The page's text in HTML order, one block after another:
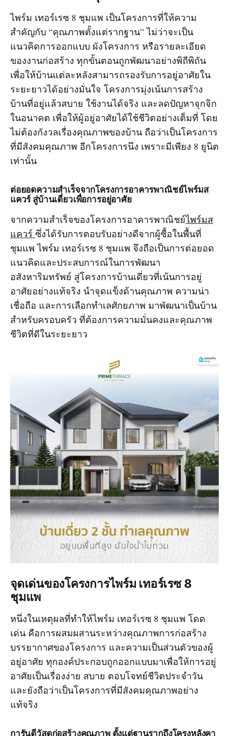
ไพร์ม เทอร์เรซ 8 ชุมแพ เป็นโครงการที่ให้ความ
สำคัญกับ “คุณภาพตั้งแต่รากฐาน” ไม่ว่าจะเป็น
แนวคิดการออกแบบ ผังโครงการ หรือรายละเอียด
ของงานก่อสร้าง ทุกขั้นตอนถูกพัฒนาอย่างพิถีพิถัน
เพื่อให้บ้านแต่ละหลังสามารถรองรับการอยู่อาศัยใน
ระยะยาวได้อย่างมั่นใจ โครงการมุ่งเน้นการสร้าง
บ้านที่อยู่แล้วสบาย ใช้งานได้จริง และลดปัญหาจุกจิก
ในอนาคต เพื่อให้ผู้อยู่อาศัยได้ใช้ชีวิตอย่างเต็มที่ โดย
ไม่ต้องกังวลเรื่องคุณภาพของบ้าน ถือว่าเป็นโครงการ
ที่มีสังคมคุณภาพ อีกโครงการนึง เพราะมีเพียง 8 ยูนิต
เท่านั้น
ต่อยอดความสำเร็จจากโครงการอาคารพาณิชย์ไพร์มส
แควร์ สู่บ้านเดี่ยวเพื่อการอยู่อาศัย
จากความสำเร็จของโครงการอาคารพาณิชย์ไพร์มส
แควร์ ซึ่งได้รับการตอบรับอย่างดีจากผู้ซื้อในพื้นที่
ชุมแพ ไพร์ม เทอร์เรซ 8 ชุมแพ จึงถือเป็นการต่อยอด
แนวคิดและประสบการณ์ในการพัฒนา
อสังหาริมทรัพย์ สู่โครงการบ้านเดี่ยวที่เน้นการอยู่
อาศัยอย่างแท้จริง นำจุดแข็งด้านคุณภาพ ความน่า
เชื่อถือ และการเลือกทำเลศักยภาพ มาพัฒนาเป็นบ้าน
สำหรับครอบครัว ที่ต้องการความมั่นคงและคุณภาพ
ชีวิตที่ดีในระยะยาว
จุดเด่นของโครงการไพร์ม เทอร์เรซ 8
ชุมแพ
หนึ่งในเหตุผลที่ทำให้ไพร์ม เทอร์เรซ 8 ชุมแพ โดด
เด่น คือการผสมผสานระหว่างคุณภาพการก่อสร้าง
บรรยากาศของโครงการ และความเป็นส่วนตัวของผู้
อยู่อาศัย ทุกองค์ประกอบถูกออกแบบมาเพื่อให้การอยู่
อาศัยเป็นเรื่องง่าย สบาย ตอบโจทย์ชีวิตประจำวัน
และยังถือว่าเป็นโครงการที่มีสังคมคุณภาพอย่าง
แท้จริง
การันตีวัสดุก่อสร้างคุณภาพ ตั้งแต่ฐานรากถึงโครงหลังคา